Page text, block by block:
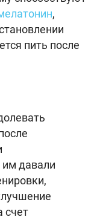
,
пить после
им давали
счет